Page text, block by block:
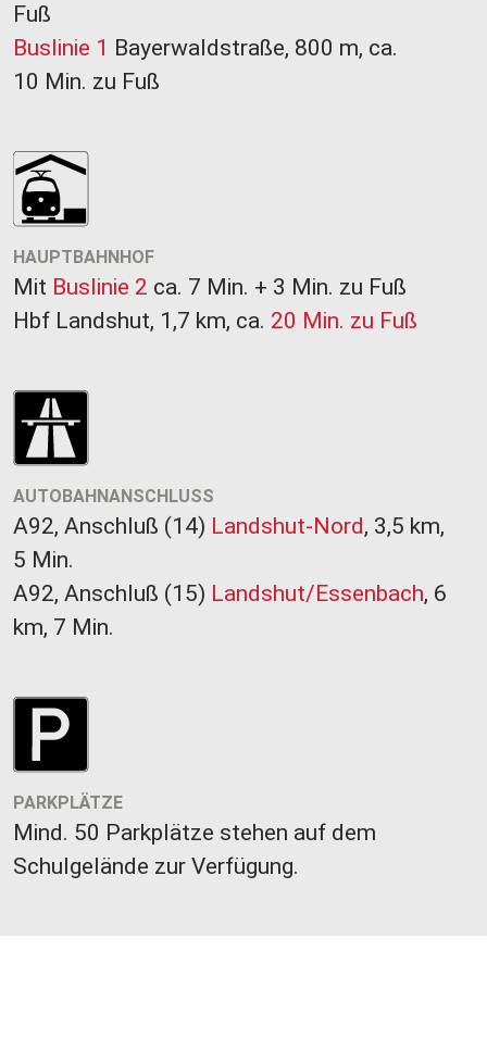
Fuß
Buslinie 1 Bayerwaldstraße, 800 m, ca.
10 Min. zu Fuß
HAUPTBAHNHOF
Mit Buslinie 2 ca. 7 Min. + 3 Min. zu Fuß
​​​​​​​Hbf Landshut, 1,7 km, ca. 20 Min. zu Fuß
AUTOBAHNANSCHLUSS
A92, Anschluß (14) Landshut-Nord, 3,5 km,
5 Min.
A92, Anschluß (15) Landshut/Essenbach, 6
km, 7 Min.
PARKPLÄTZE
Mind. 50 Parkplätze stehen auf dem
Schulgelände zur Verfügung.